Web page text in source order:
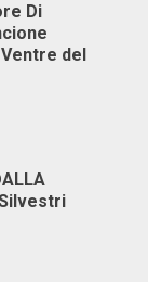
Di
del
Silvestri